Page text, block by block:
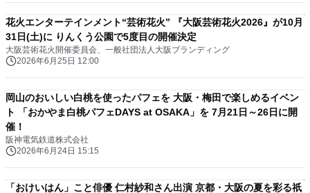
花火エンターテインメント“芸術花火” 『大阪芸術花火2026』が10月
31日(土)に りんくう公園で5度目の開催決定
大阪芸術花火開催委員会、一般社団法人大阪ブランディング
2026年6月25日 12:00
岡山のおいしい白桃を使ったパフェを 大阪・梅田で楽しめるイベン
ト 「おかやま白桃パフェDAYS at OSAKA」を 7月21日～26日に開
催！
阪神電気鉄道株式会社
2026年6月24日 15:15
「おけいはん」こと俳優 仁村紗和さん出演 京都・大阪の夏を彩る祇